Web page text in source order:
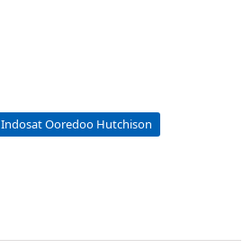
Indosat Ooredoo Hutchison